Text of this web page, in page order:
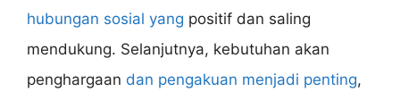
hubungan sosial yang positif dan saling
mendukung. Selanjutnya, kebutuhan akan
penghargaan dan pengakuan menjadi penting,